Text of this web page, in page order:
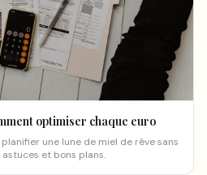
optimiser chaque euro
une lune de miel de rêve sans
et bons plans.